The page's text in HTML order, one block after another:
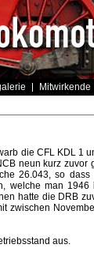
Mitwirkende
die CFL KDL 1
neun kurz zuvor
26.043, so
welche man
hatte die DRB
zwischen
aus.